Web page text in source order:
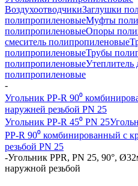
ВоздухоотводчикиЗаглушки
полипропиленовыеМуфты
полипропиленовыеОпоры
смеситель полипропиленовые
полипропиленовыеТрубы
полипропиленовыеУтеплитель
полипропиленовые
-
Угольник PP-R 90⁰
наружней резьбой PN 25
Угольник PP-R 45⁰ PN 25
PP-R 90⁰ комбинированный с
резьбой PN 25
-Угольник PPR, РN 25, 90°,
наружной резьбой